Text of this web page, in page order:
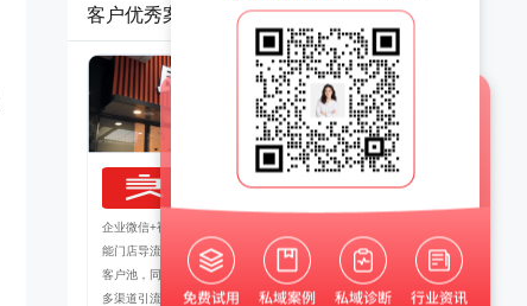
客户优秀案例
良品铺子
企业微信+视频号打造公私域联动，赋
能门店导流线上，用企业微信沉淀私域
客户池，同时通过视频号直播等方式，
多渠道引流
的私域运营体系，在客流量较好
北店开展私域试点工作，完成私
到1的搭建